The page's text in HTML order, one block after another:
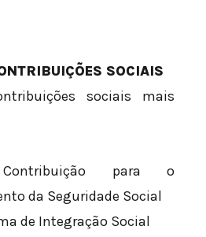
SOCIAIS
sociais mais
Contribuição para o
da Seguridade Social
de Integração Social